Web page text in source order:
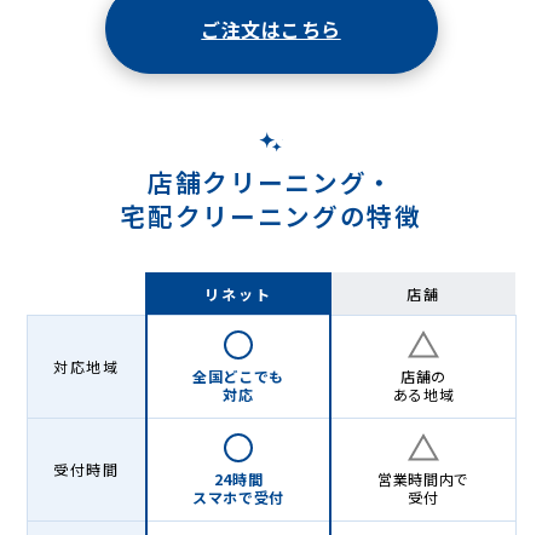
ご注文はこちら
店舗クリーニング・
宅配クリーニングの特徴
リネット 店舗
対応地域
全国どこでも
対応
店舗の
ある地域
受付時間
24時間
スマホで受付
営業時間内で
受付